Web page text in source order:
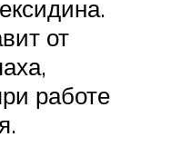
от
работе